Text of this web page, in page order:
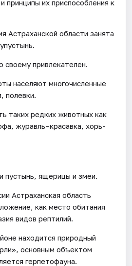
принципы их приспособления к
Астраханской области занята
своему привлекателен.
населяют многочисленные
полевки.
таких редких животных как
журавль–красавка, хорь-
пустынь, ящерицы и змеи.
Астраханская область
как место обитания
видов рептилий.
находится природный
основным объектом
герпетофауна.